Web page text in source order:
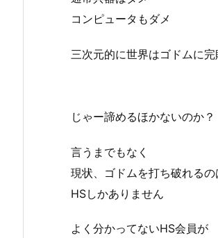
コンピュータもダメ
三次元的に世界はゴドムに完
じゃー諦めるほかないのか？
言うまでもなく
現状、ゴドムを打ち破れるの
HSしかありません
よく分かってないHS会員が